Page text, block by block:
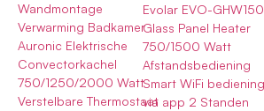
Wandmontage
Verwarming Badkamer
Auronic Elektrische
Convectorkachel
750/1250/2000 Watt
Verstelbare Thermostaat
Evolar EVO-
Glass Panel Heater
750/1500 Watt
Afstandsbediening
Smart WiFi bediening
via app 2 Standen